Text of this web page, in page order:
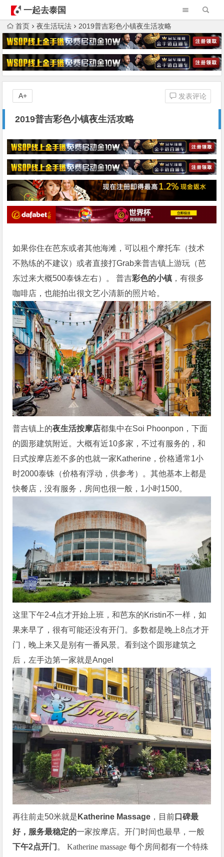
一起去泰国
首页 夜生活玩法 2019普吉彩色小镇夜生活攻略
2019普吉彩色小镇夜生活攻略
发表评论
A+
如果你住在芭东或者其他海滩，可以租个摩托车（技术
不熟练的不建议）或者直接打Grab来普吉镇 上游玩（芭
东过来大概500泰铢左右）。 普吉彩色的小镇 ，有很多
咖啡店，也能拍出很文艺小清新的照片哈。
普吉镇 上的夜生活按摩店都集中在Soi Phoonpon，下面
的圆形建筑附近。大概有近10多家，不过有服务的，和
日式按摩店差不多的也就一家Katherine，价格通常1小
时2000泰铢（价格有浮动，供参考）。其他基本上都是
快餐店，没有服务，房间也很一般，1小时1500。
这里下午2-4点才开始上班，和芭东的Kristin不一样，如
果来早了，很有可能还没有开门。多数都是晚上8点才开
门，晚上来又是别有一番风景。看到这个圆形建筑之
后，左手边第一家就是Angel
再往前走50米就是 Katherine Massage ，目前口碑最
好，服务最稳定的一家按摩店。开门时间也最早，一般
下午2点开门 。Katherine massage 每个房间都有一个特殊